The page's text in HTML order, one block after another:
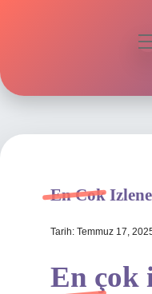
Hakkımızda
En Cok
Tarih: Temmuz 17,
En çok